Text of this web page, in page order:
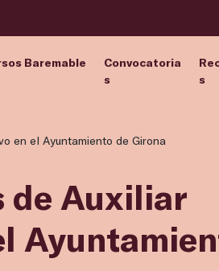
Baremable
Convocatoria
s
s
en el Ayuntamiento de Girona
de Auxiliar